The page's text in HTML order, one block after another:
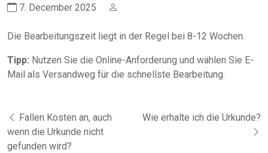
7. December 2025
Die Bearbeitungszeit liegt in der Regel bei 8-12 Wochen.
Tipp: Nutzen Sie die Online-Anforderung und wählen Sie E-
Mail als Versandweg für die schnellste Bearbeitung.
Fallen Kosten an, auch
wenn die Urkunde nicht
gefunden wird?
Wie erhalte ich die Urkunde?